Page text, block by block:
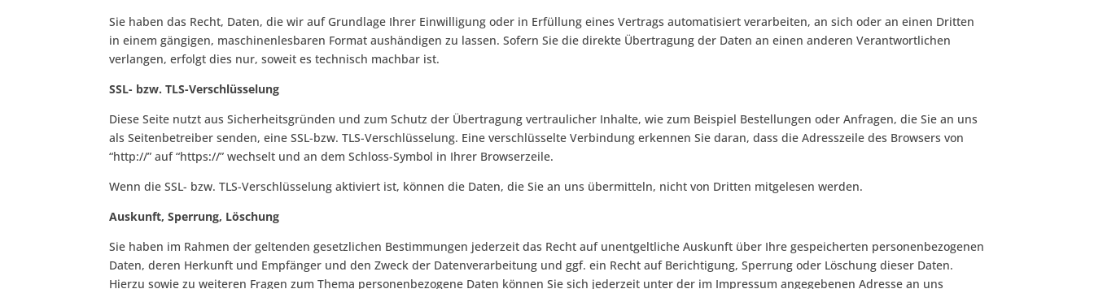
Sie haben das Recht, Daten, die wir auf Grundlage Ihrer Einwilligung oder in Erfüllung eines Vertrags automatisiert verarbeiten, an sich oder an einen Dritten
in einem gängigen, maschinenlesbaren Format aushändigen zu lassen. Sofern Sie die direkte Übertragung der Daten an einen anderen Verantwortlichen
verlangen, erfolgt dies nur, soweit es technisch machbar ist.
SSL- bzw. TLS-Verschlüsselung
Diese Seite nutzt aus Sicherheitsgründen und zum Schutz der Übertragung vertraulicher Inhalte, wie zum Beispiel Bestellungen oder Anfragen, die Sie an uns
als Seitenbetreiber senden, eine SSL-bzw. TLS-Verschlüsselung. Eine verschlüsselte Verbindung erkennen Sie daran, dass die Adresszeile des Browsers von
“http://” auf “https://” wechselt und an dem Schloss-Symbol in Ihrer Browserzeile.
Wenn die SSL- bzw. TLS-Verschlüsselung aktiviert ist, können die Daten, die Sie an uns übermitteln, nicht von Dritten mitgelesen werden.
Auskunft, Sperrung, Löschung
Sie haben im Rahmen der geltenden gesetzlichen Bestimmungen jederzeit das Recht auf unentgeltliche Auskunft über Ihre gespeicherten personenbezogenen
Daten, deren Herkunft und Empfänger und den Zweck der Datenverarbeitung und ggf. ein Recht auf Berichtigung, Sperrung oder Löschung dieser Daten.
Hierzu sowie zu weiteren Fragen zum Thema personenbezogene Daten können Sie sich jederzeit unter der im Impressum angegebenen Adresse an uns